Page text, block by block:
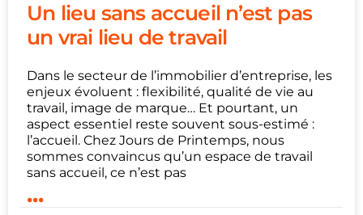
Un lieu sans accueil n’est pas
un vrai lieu de travail
Dans le secteur de l’immobilier d’entreprise, les
enjeux évoluent : flexibilité, qualité de vie au
travail, image de marque… Et pourtant, un
aspect essentiel reste souvent sous-estimé :
l’accueil. Chez Jours de Printemps, nous
sommes convaincus qu’un espace de travail
sans accueil, ce n’est pas
...